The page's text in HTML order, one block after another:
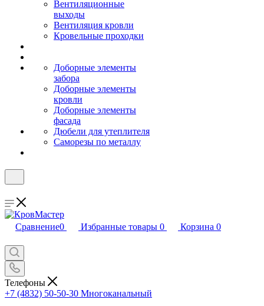
Вентиляционные
выходы
Вентиляция кровли
Кровельные проходки
Доборные элементы
забора
Доборные элементы
кровли
Доборные элементы
фасада
Дюбели для утеплителя
Саморезы по металлу
Сравнение0 Избранные товары 0 Корзина 0
Телефоны
+7 (4832) 50-50-30 Многоканальный